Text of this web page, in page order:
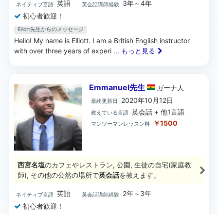
ネイティブ言語 英語 英会話講師経験
3年～4年
初心者歓迎！
Elliott先生からのメッセージ
Hello! My name is Elliott. I am a British English instructor
with over three years of experi ... もっと見る
Emmanuel先生 ガーナ 人
最終更新日 2020年10月12日
教えている言語 英会話 + 他1言語
マンツーマンレッスン料 ￥1500
西宮名塩のカフェやレストラン, 公園, 生徒の自宅(家庭教
師), その他の公然の場所で英会話を教えます。
ネイティブ言語 英語 英会話講師経験
2年～3年
初心者歓迎！